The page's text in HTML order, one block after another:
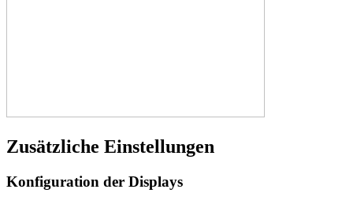
Zusätzliche Einstellungen
Konfiguration der Displays